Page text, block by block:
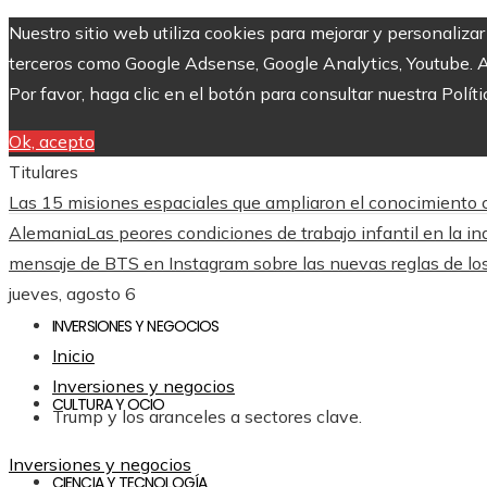
Nuestro sitio web utiliza cookies para mejorar y
terceros como Google Adsense, Google Analytics,
Por favor, haga clic en el botón para consultar nuestra
Ok, acepto
Titulares
Las 15 misiones espaciales que ampliaron el conocimiento
AlemaniaLas peores condiciones de trabajo infantil en la
mensaje de BTS en Instagram sobre las nuevas reglas de
jueves, agosto 6
INVERSIONES Y NEGOCIOS
CULTURA Y OCIO
CIENCIA Y TECNOLOGÍA
Inicio
Inversiones y negocios
Trump y los aranceles a sectores clave.
Inversiones y negocios